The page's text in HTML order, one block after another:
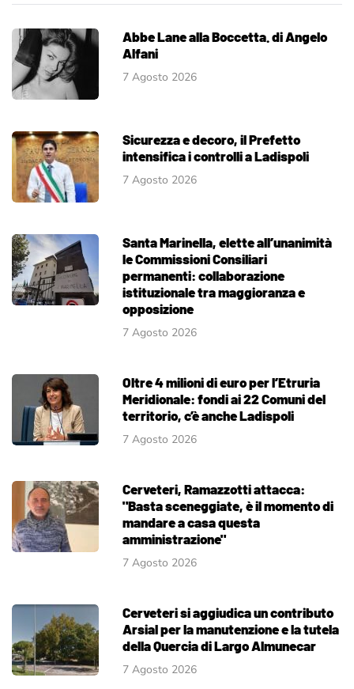
Abbe Lane alla Boccetta. di Angelo
Alfani
7 Agosto 2026
Sicurezza e decoro, il Prefetto
intensifica i controlli a Ladispoli
7 Agosto 2026
Santa Marinella, elette all’unanimità
le Commissioni Consiliari
permanenti: collaborazione
istituzionale tra maggioranza e
opposizione
7 Agosto 2026
Oltre 4 milioni di euro per l’Etruria
Meridionale: fondi ai 22 Comuni del
territorio, c’è anche Ladispoli
7 Agosto 2026
Cerveteri, Ramazzotti attacca:
"Basta sceneggiate, è il momento di
mandare a casa questa
amministrazione"
7 Agosto 2026
Cerveteri si aggiudica un contributo
Arsial per la manutenzione e la tutela
della Quercia di Largo Almunecar
7 Agosto 2026